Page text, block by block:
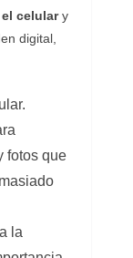
celulary
digital,
fotos que
la